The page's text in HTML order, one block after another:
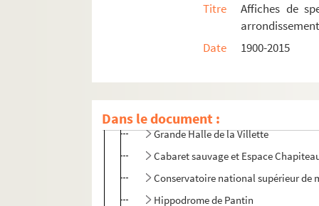
Titre
Affiches de
Date
1900-2015
Dans le document :
Théâtre d'en face
La Villette
Cirque national Gruss
Grande Halle de la Villette
Cabaret sauvage et Espace
Conservatoire national supérieur de
Hippodrome de Pantin